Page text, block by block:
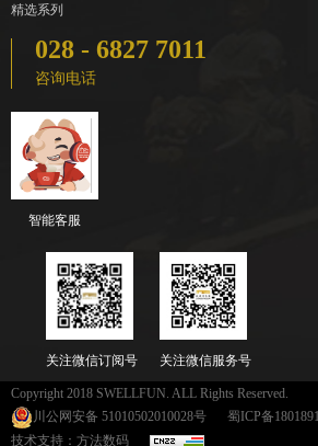
精选系列
028 - 6827 7011
咨询电话
智能客服
关注微信服务号
关注微信订阅号
Copyright 2018 SWELLFUN. ALL Rights Reserved.
川公网安备 51010502010028号
蜀ICP备
技术支持：方法数码